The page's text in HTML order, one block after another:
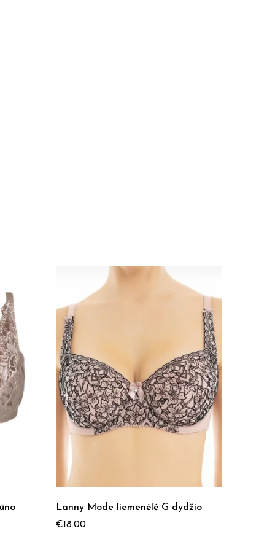
Lanny Mode liemenėlė G dydžio
€18.00